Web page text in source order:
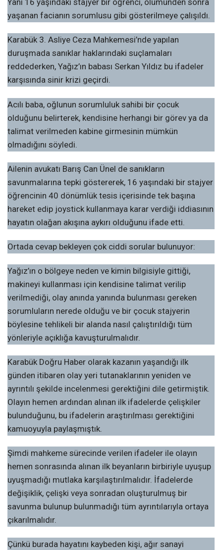
Yani 16 yaşındaki stajyer bir öğrenci, ölümünden sonra
yaşanan facianın sorumlusu gibi gösterilmeye çalışıldı.
Karabük 3. Asliye Ceza Mahkemesi’nde yapılan
duruşmada sanıklar haklarındaki suçlamaları
reddederken, Yağız’ın babası Serkan Yıldız bu ifadeler
karşısında sinir krizi geçirdi.
Acılı baba, oğlunun sorumluluk sahibi bir çocuk
olduğunu belirterek, kendisine herhangi bir görev ya da
talimat verilmeden kabine girmesinin mümkün
olmadığını söyledi.
Ailenin avukatı Barış Can Ünel de sanıkların
savunmalarına tepki göstererek, 16 yaşındaki bir stajyer
öğrencinin 40 dönümlük tesis içerisinde tek başına
hareket edip joystick kullanmaya karar verdiği iddiasının
hayatın olağan akışına aykırı olduğunu ifade etti.
Ortada cevap bekleyen çok ciddi sorular bulunuyor:
Yağız’ın o bölgeye neden ve kimin bilgisiyle gittiği,
makineyi kullanması için kendisine talimat verilip
verilmediği, olay anında yanında bulunması gereken
sorumluların nerede olduğu ve bir çocuk stajyerin
böylesine tehlikeli bir alanda nasıl çalıştırıldığı tüm
yönleriyle açıklığa kavuşturulmalıdır.
Karabük Doğru Haber olarak kazanın yaşandığı ilk
günden itibaren olay yeri tutanaklarının yeniden ve
ayrıntılı şekilde incelenmesi gerektiğini dile getirmiştik.
Olayın hemen ardından alınan ilk ifadelerde çelişkiler
bulunduğunu, bu ifadelerin araştırılması gerektiğini
kamuoyuyla paylaşmıştık.
Şimdi mahkeme sürecinde verilen ifadeler ile olayın
hemen sonrasında alınan ilk beyanların birbiriyle uyuşup
uyuşmadığı mutlaka karşılaştırılmalıdır. İfadelerde
değişiklik, çelişki veya sonradan oluşturulmuş bir
savunma bulunup bulunmadığı tüm ayrıntılarıyla ortaya
çıkarılmalıdır.
Çünkü burada hayatını kaybeden kişi, ağır sanayi